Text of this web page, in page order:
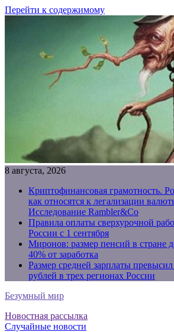
Перейти к содержимому
8 августа, 2026
Криптофинансовая грамотность.
как относятся к легализации
Исследование Rambler&Co
Правила оплаты сверхурочной
России с 1 сентября
Миронов: размер пенсий в стране
40% от заработка
Размер средней зарплаты
рублей в трех регионах России
Безумный мир
Новостная рассылка
Случайные новости